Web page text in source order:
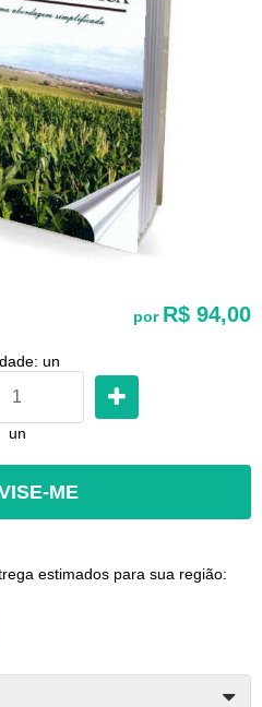
por R$ 94,00
un
un
ME
estimados para sua região: